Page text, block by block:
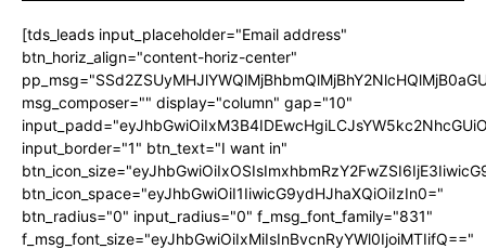
[tds_leads input_placeholder="Email address"
btn_horiz_align="content-horiz-center"
msg_composer="" display="column" gap="10"
input_border="1" btn_text="I want in"
btn_icon_space="eyJhbGwiOiI1IiwicG9ydHJhaXQiOiIzIn0="
btn_radius="0" input_radius="0" f_msg_font_family="831"
f_msg_font_size="eyJhbGwiOiIxMiIsInBvcnRyYWl0IjoiMTIifQ=="